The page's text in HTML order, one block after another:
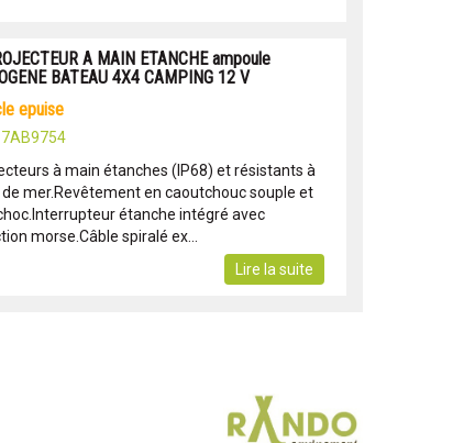
A MAIN ETANCHE ampoule
BATEAU 4X4 CAMPING 12 V
epuise
7AB9754
à main étanches (IP68) et résistants à
de mer.Revêtement en caoutchouc souple et
étanche intégré avec
morse.Câble spiralé ex...
Lire la suite